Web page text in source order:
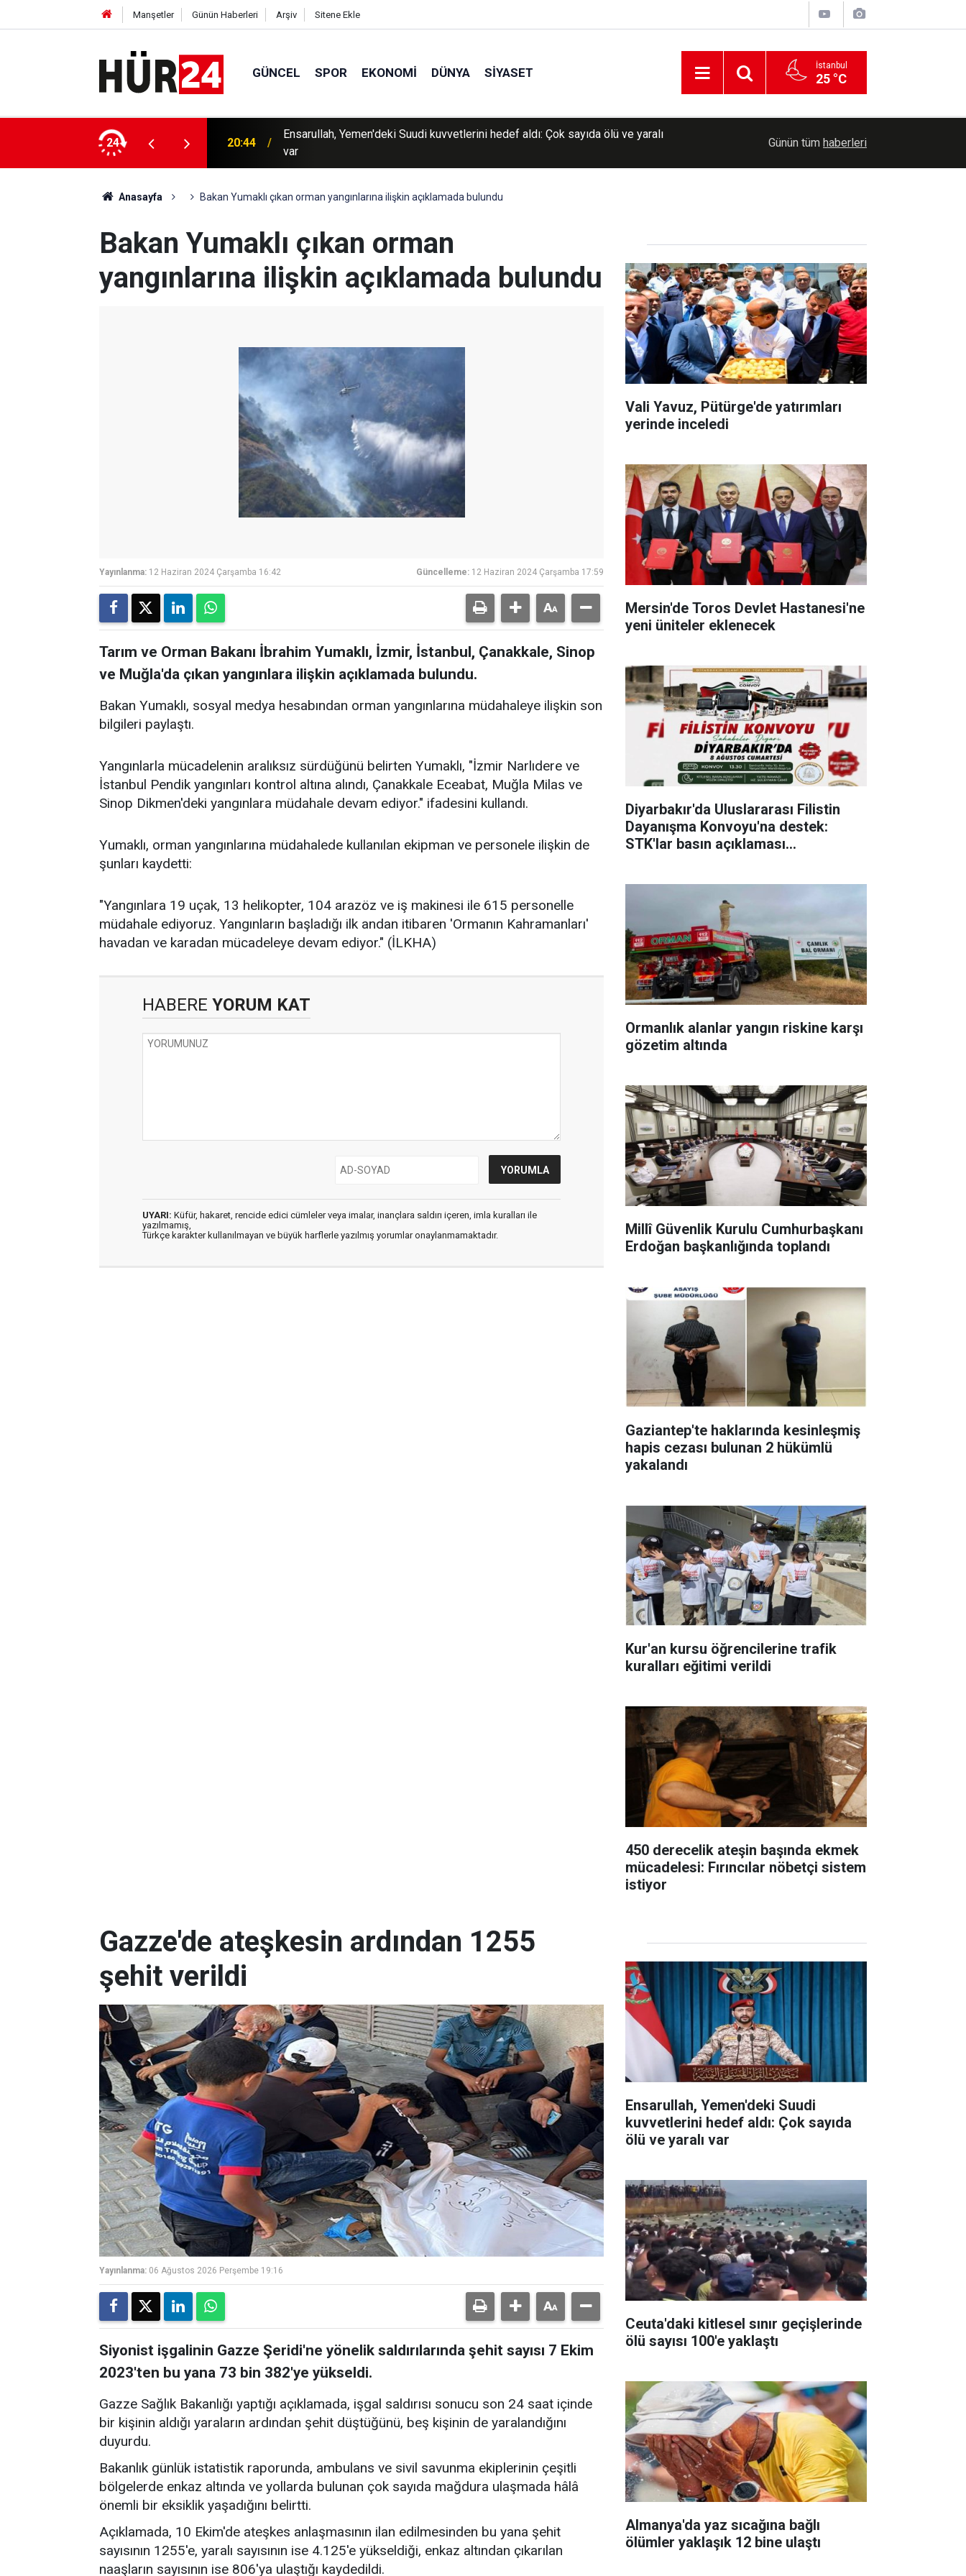
Manşetler Günün Haberleri Arşiv Sitene Ekle
GÜNCEL SPOR EKONOMI DÜNYA SIYASET İstanbul
25 °C
24
hedef aldı: Çok sayıda ölü ve yaralı
20:06 Ceuta'daki kitlesel sınır geçişlerinde ölü sayısı 100'e yaklaştı Almanya'da yaz sıcağına bağlı ölümler yaklaşık
Günün tüm haberleri
Anasayfa Bakan Yumaklı çıkan orman yangınlarına ilişkin açıklamada bulundu
Bakan Yumaklı çıkan orman
yangınlarına ilişkin açıklamada bulundu
Yayınlanma: 12 Haziran 2024 Çarşamba 16:42 Güncelleme: 12 Haziran 2024 Çarşamba 17:59
Tarım ve Orman Bakanı İbrahim Yumaklı, İzmir, İstanbul, Çanakkale, Sinop
ve Muğla'da çıkan yangınlara ilişkin açıklamada bulundu.
Bakan Yumaklı, sosyal medya hesabından orman yangınlarına müdahaleye ilişkin son
bilgileri paylaştı.
Yangınlarla mücadelenin aralıksız sürdüğünü belirten Yumaklı, "İzmir Narlıdere ve
İstanbul Pendik yangınları kontrol altına alındı, Çanakkale Eceabat, Muğla Milas ve
Sinop Dikmen'deki yangınlara müdahale devam ediyor." ifadesini kullandı.
Yumaklı, orman yangınlarına müdahalede kullanılan ekipman ve personele ilişkin de
şunları kaydetti:
"Yangınlara 19 uçak, 13 helikopter, 104 arazöz ve iş makinesi ile 615 personelle
müdahale ediyoruz. Yangınların başladığı ilk andan itibaren 'Ormanın Kahramanları'
havadan ve karadan mücadeleye devam ediyor." (İLKHA)
HABERE YORUM KAT
UYARI: Küfür, hakaret, rencide edici cümleler veya imalar, inançlara saldırı içeren, imla kuralları ile
yazılmamış,
Türkçe karakter kullanılmayan ve büyük harflerle yazılmış yorumlar onaylanmamaktadır.
Vali Yavuz, Pütürge'de yatırımları
yerinde inceledi
Mersin'de Toros Devlet Hastanesi'ne
yeni üniteler eklenecek
Diyarbakır'da Uluslararası Filistin
Dayanışma Konvoyu'na destek:
STK'lar basın açıklaması
Ormanlık alanlar yangın riskine karşı
gözetim altında
Millî Güvenlik Kurulu Cumhurbaşkanı
Erdoğan başkanlığında toplandı
Gaziantep'te haklarında kesinleşmiş
hapis cezası bulunan 2 hükümlü
yakalandı
Kur'an kursu öğrencilerine trafik
kuralları eğitimi verildi
450 derecelik ateşin başında ekmek
mücadelesi: Fırıncılar nöbetçi sistem
istiyor
Gazze'de ateşkesin ardından 1255
şehit verildi
Yayınlanma: 06 Ağustos 2026 Perşembe 19:16
Siyonist işgalinin Gazze Şeridi'ne yönelik saldırılarında şehit sayısı 7 Ekim
2023'ten bu yana 73 bin 382'ye yükseldi.
Gazze Sağlık Bakanlığı yaptığı açıklamada, işgal saldırısı sonucu son 24 saat içinde
bir kişinin aldığı yaraların ardından şehit düştüğünü, beş kişinin de yaralandığını
duyurdu.
Bakanlık günlük istatistik raporunda, ambulans ve sivil savunma ekiplerinin çeşitli
bölgelerde enkaz altında ve yollarda bulunan çok sayıda mağdura ulaşmada hâlâ
önemli bir eksiklik yaşadığını belirtti.
Açıklamada, 10 Ekim'de ateşkes anlaşmasının ilan edilmesinden bu yana şehit
sayısının 1255'e, yaralı sayısının ise 4.125'e yükseldiği, enkaz altından çıkarılan
naaşların sayısının ise 806'ya ulaştığı kaydedildi.
Ensarullah, Yemen'deki Suudi
kuvvetlerini hedef aldı: Çok sayıda
ölü ve yaralı var
Ceuta'daki kitlesel sınır geçişlerinde
ölü sayısı 100'e yaklaştı
Almanya'da yaz sıcağına bağlı
ölümler yaklaşık 12 bine ulaştı